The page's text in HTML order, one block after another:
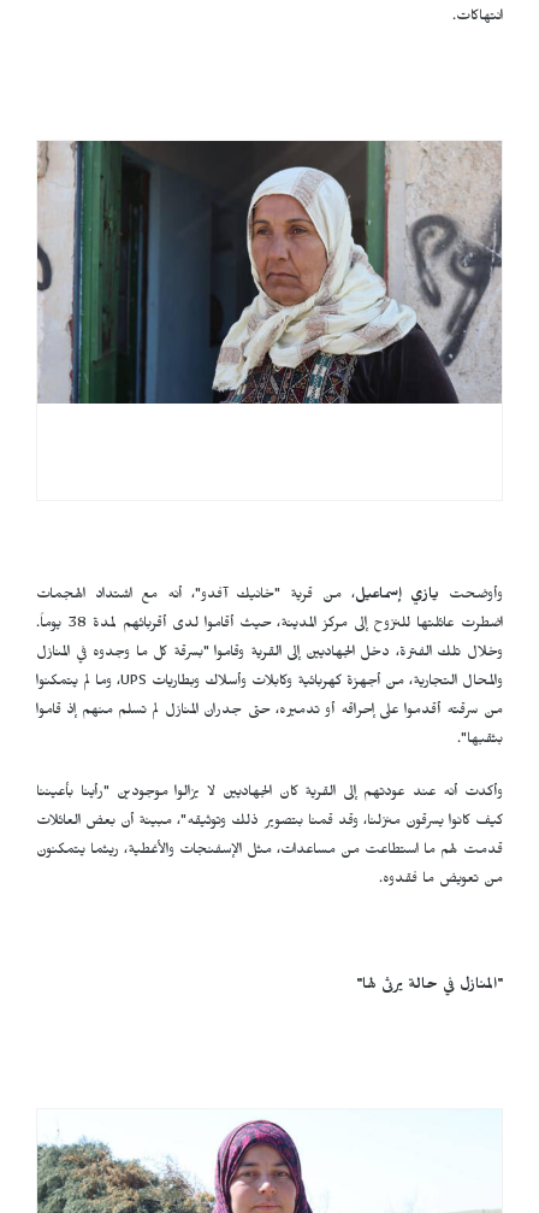
انتهاكات.
وأوضحت يازي إسماعيل، من قرية "خانيك آفدو"، أنه مع اشتداد الهجمات
اضطرت عائلتها للنزوح إلى مركز المدينة، حيث أقاموا لدى أقربائهم لمدة 38 يوماً.
وخلال تلك الفترة، دخل الجهاديين إلى القرية وقاموا "بسرقة كل ما وجدوه في المنازل
والمحال التجارية، من أجهزة كهربائية وكابلات وأسلاك وبطاريات UPS، وما لم يتمكنوا
من سرقته أقدموا على إحراقه أو تدميره، حتى جدران المنازل لم تسلم منهم إذ قاموا
بثقبها".
وأكدت أنه عند عودتهم إلى القرية كان الجهاديين لا يزالوا موجودين "رأينا بأعيننا
كيف كانوا يسرقون منزلنا، وقد قمنا بتصوير ذلك وتوثيقه"، مبينة أن بعض العائلات
قدمت لهم ما استطاعت من مساعدات، مثل الإسفنجات والأغطية، ريثما يتمكنون
من تعويض ما فقدوه.
"المنازل في حالة يرثى لها"